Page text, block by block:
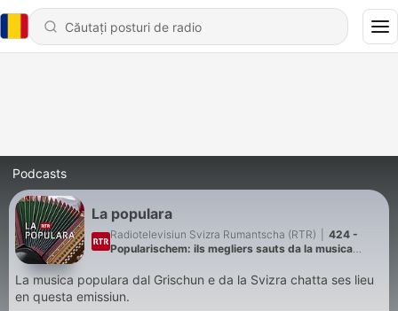
Podcasts
La populara
Radiotelevisiun Svizra Rumantscha (RTR)
424 -
Popularischem: ils megliers sauts da la musica
La musica populara dal Grischun e da la Svizra chatta ses lieu
en questa emissiun.